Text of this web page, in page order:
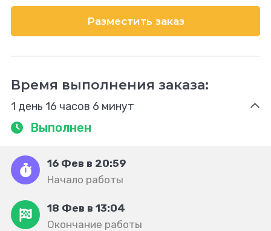
Разместить заказ
Время выполнения заказа:
1 день 16 часов 6 минут
Выполнен
16 Фев в 20:59
Начало работы
18 Фев в 13:04
Окончание работы